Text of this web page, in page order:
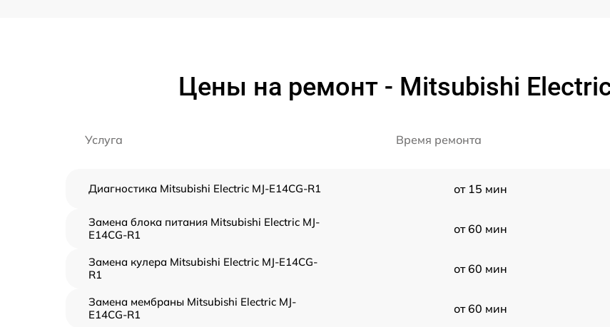
Цены на ремонт - Mitsubishi Electric
Услуга Время ремонта
Диагностика Mitsubishi Electric MJ-E14CG-R1 от 15 мин
Замена блока питания Mitsubishi Electric MJ-
E14CG-R1
от 60 мин
Замена кулера Mitsubishi Electric MJ-E14CG-
R1
от 60 мин
Замена мембраны Mitsubishi Electric MJ-
E14CG-R1
от 60 мин